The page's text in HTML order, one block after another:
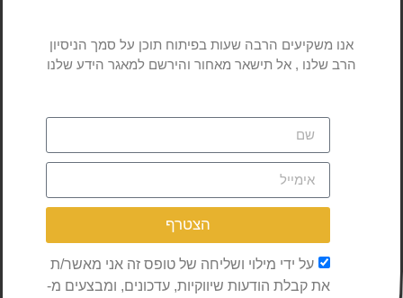
אנו משקיעים הרבה שעות בפיתוח תוכן על סמך הניסיון
הרב שלנו , אל תישאר מאחור והירשם למאגר הידע שלנו
על ידי מילוי ושליחה של טופס זה אני מאשר/ת
את קבלת הודעות שיווקיות, עדכונים, ומבצעים מ-
הצטרף